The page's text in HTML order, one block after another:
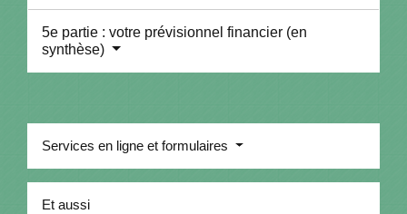
5e partie : votre prévisionnel financier (en
synthèse)
Services en ligne et formulaires
Et aussi